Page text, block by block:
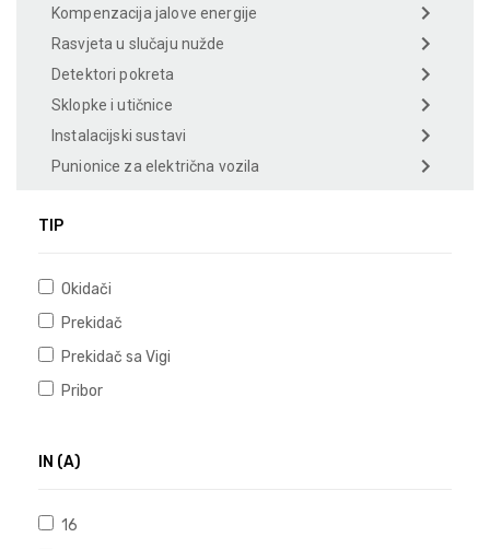
Kompenzacija jalove energije
Rasvjeta u slučaju nužde
Detektori pokreta
Sklopke i utičnice
Instalacijski sustavi
Punionice za električna vozila
TIP
Okidači
Prekidač
Prekidač sa Vigi
Pribor
IN (A)
16